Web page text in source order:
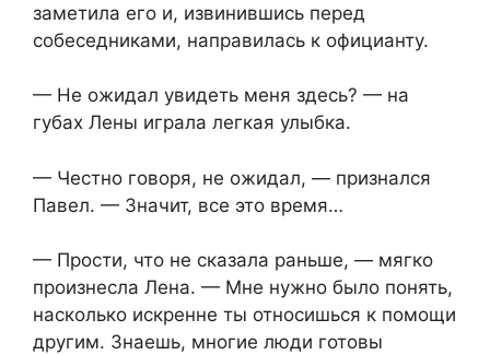
заметила его и, извинившись перед
собеседниками, направилась к официанту.
— Не ожидал увидеть меня здесь? — на
губах Лены играла легкая улыбка.
— Честно говоря, не ожидал, — признался
Павел. — Значит, все это время…
— Прости, что не сказала раньше, — мягко
произнесла Лена. — Мне нужно было понять,
насколько искренне ты относишься к помощи
другим. Знаешь, многие люди готовы